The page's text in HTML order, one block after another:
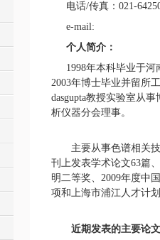
电话/传真： 021-
e-mail:
个人简介：
1998年本科毕业于河
2003年博士毕业并留所
dasgupta教授实验室从事
析仪器分会理事。
主要从事色谱相关
刊上发表学术论文63篇
明二等奖、 2009年度中
项和上海市浦江人才计
近期发表的主要论